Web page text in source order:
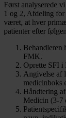
Først analyserede
1 og 2, Afdeling
været, at hver
patienter efter
Behandleren
FMK.
Oprette SFI i
Angivelse af
medicinboks
Håndtering
Medicin (3-7